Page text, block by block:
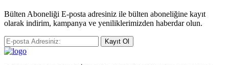
Bülten Aboneliği E-posta adresiniz ile bülten aboneliğine kayıt
olarak indirim, kampanya ve yeniliklerimizden haberdar olun.
Kayıt Ol